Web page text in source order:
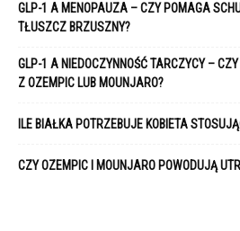
GLP-1 A MENOPAUZA – CZY POMAGA
TŁUSZCZ BRZUSZNY?
GLP-1 A NIEDOCZYNNOŚĆ TARCZYCY –
Z OZEMPIC LUB MOUNJARO?
ILE BIAŁKA POTRZEBUJE KOBIETA
CZY OZEMPIC I MOUNJARO POWODUJĄ